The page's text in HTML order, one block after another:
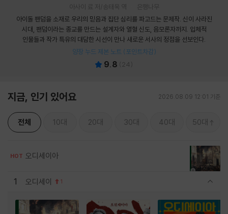
아사이 료 저/송태욱 역
은행나무
아이돌 팬덤을 소재로 우리의 믿음과 집단 심리를 파고드는 문제작. 신이 사라진
시대, 팬덤이라는 종교를 만드는 설계자와 열혈 신도, 음모론자까지. 입체적
인물들과 작가 특유의 대담한 시선이 만나 새로운 서사의 정점을 선보인다.
양장 누드 제본 노트 (포인트차감)
9.8 24
지금, 인기 있어요 2026.08.09 12:01 기준
전체 10대 20대 30대 40대 50대
HOT 오디세이아
1 오디세이 1